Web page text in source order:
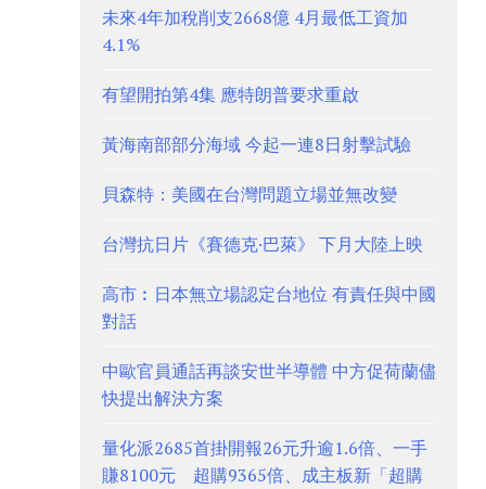
未來4年加稅削支2668億 4月最低工資加
4.1%
有望開拍第4集 應特朗普要求重啟
黃海南部部分海域 今起一連8日射擊試驗
貝森特：美國在台灣問題立場並無改變
台灣抗日片《賽德克·巴萊》 下月大陸上映
高市︰日本無立場認定台地位 有責任與中國
對話
中歐官員通話再談安世半導體 中方促荷蘭儘
快提出解決方案
量化派2685首掛開報26元升逾1.6倍、一手
賺8100元 超購9365倍、成主板新「超購